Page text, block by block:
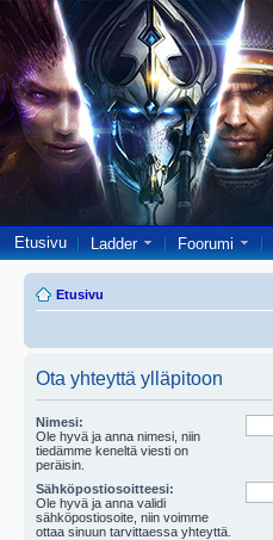
Etusivu Ladder Foorumi
Etusivu
Ota yhteyttä ylläpitoon
Nimesi:
Ole hyvä ja anna nimesi, niin
tiedämme keneltä viesti on
peräisin.
Sähköpostiosoitteesi:
Ole hyvä ja anna validi
sähköpostiosoite, niin voimme
ottaa sinuun tarvittaessa yhteyttä.